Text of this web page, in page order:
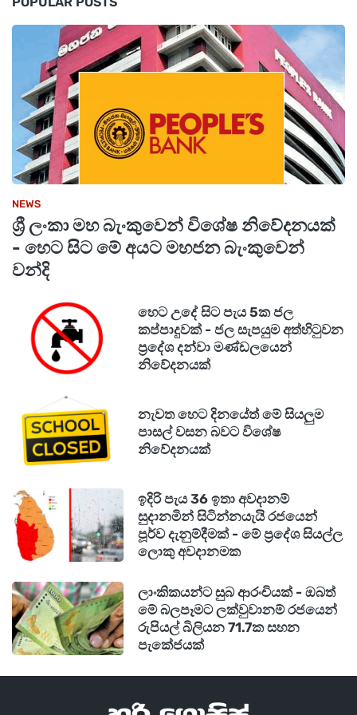
ක්‍රමයට දායක විය යුතුය.
රජය මඟින් විටින් විට නියම කරනු ලබන ආකාරයට
ඔබ විසින් ඒ සඳහා දායක මුදල් ගෙවිය යුතුය.'
වශයෙන් සංශෝධනය කිරීමටත්, ඊට අදාළ චක්‍රලේඛ
උපදෙස් නිකුත් කිරීමටත් රාජ්‍ය පරිපාලන, පළාත් සභා
සහ පළාත් පාලන අමාත්‍යවරයා ඉදිරිපත් කළ
යෝජනාව අමාත්‍ය මණ්ඩලය විසින් අනුමත කර
ඇත.
NEWS
ශ්‍රී ලංකා මහ බැංකුවෙන් විශේෂ නිවේදනයක්
- හෙට සිට මේ අයට මහජන බැංකුවෙන්
වන්දි
හෙට උදේ සිට පැය 5ක ජල
කප්පාදුවක් - ජල සැපයුම අත්හිටුවන
ප්‍රදේශ දන්වා මණ්ඩලයෙන්
නිවේදනයක්
නැවත හෙට දිනයේත් මේ සියලුම
පාසල් වසන බවට විශේෂ
නිවේදනයක්
ඉදිරි පැය 36 ඉතා අවදානම්
සුදානමින් සිටින්නයැයි රජයෙන්
පූර්ව දැනුම්දීමක් - මේ ප්‍රදේශ සියල්ල
ලොකු අවදානමක
ලාංකිකයන්ට සුබ ආරංචියක් - ඔබත්
මේ බලපෑමට ලක්වුවානම් රජයෙන්
රුපියල් බිලියන 71.7ක සහන
පැකේජයක්